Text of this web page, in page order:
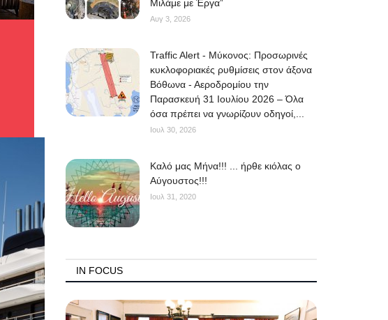
Μιλάμε με Έργα”
Αυγ 3, 2026
Traffic Alert - Μύκονος: Προσωρινές
κυκλοφοριακές ρυθμίσεις στον άξονα
Βόθωνα - Αεροδρομίου την
Παρασκευή 31 Ιουλίου 2026 – Όλα
όσα πρέπει να γνωρίζουν οδηγοί,...
Ιουλ 30, 2026
Kαλό μας Μήνα!!! ... ήρθε κιόλας ο
Αύγουστος!!!
Ιουλ 31, 2020
IN FOCUS